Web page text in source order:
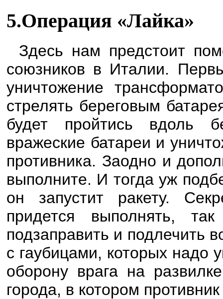
5.Операция «Лайка»
Здесь нам предстоит
союзников в Италии.
уничтожение
стрелять береговым
будет пройтись вдоль
вражеские батареи и
противника. Заодно и
выполните. И тогда уж
он запустит ракету.
придется выполнять,
подзаправить и подлечить
с гаубицами, которых надо
оборону врага на
города, в котором